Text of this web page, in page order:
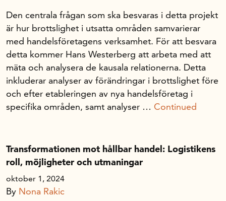
Den centrala frågan som ska besvaras i detta projekt
är hur brottslighet i utsatta områden samvarierar
med handelsföretagens verksamhet. För att besvara
detta kommer Hans Westerberg att arbeta med att
mäta och analysera de kausala relationerna. Detta
inkluderar analyser av förändringar i brottslighet före
och efter etableringen av nya handelsföretag i
specifika områden, samt analyser … Continued
Transformationen mot hållbar handel: Logistikens
roll, möjligheter och utmaningar
oktober 1, 2024
By Nona Rakic